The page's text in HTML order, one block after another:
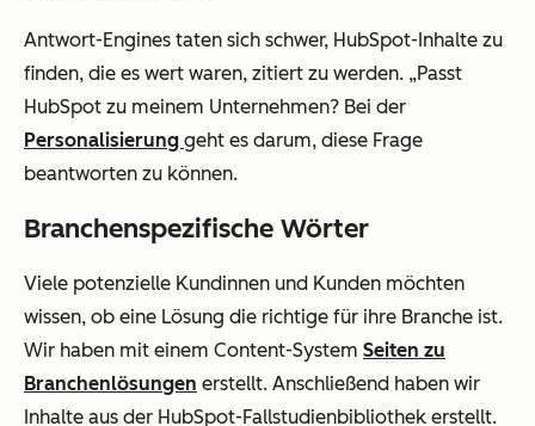
Antwort-Engines taten sich schwer, HubSpot-Inhalte zu
finden, die es wert waren, zitiert zu werden. „Passt
HubSpot zu meinem Unternehmen? Bei der
Personalisierung geht es darum, diese Frage
beantworten zu können.
Branchenspezifische Wörter
Viele potenzielle Kundinnen und Kunden möchten
wissen, ob eine Lösung die richtige für ihre Branche ist.
Wir haben mit einem Content-System Seiten zu
Branchenlösungen erstellt. Anschließend haben wir
Inhalte aus der HubSpot-Fallstudienbibliothek erstellt.